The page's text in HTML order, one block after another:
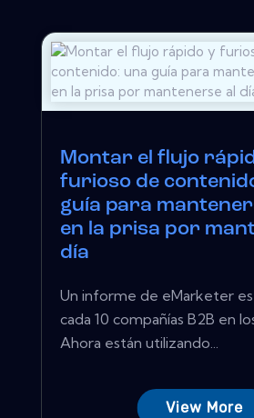
Montar el flujo
furioso de
guía para
en la prisa por
día
Un informe de eMarketer
cada 10 compañías B2B en los
Ahora están utilizando...
View More